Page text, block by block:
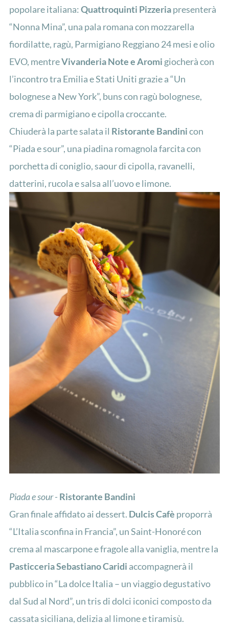
popolare italiana:Quattroquinti Pizzeriapresenterà
“Nonna Mina”, una pala romana con mozzarella
fiordilatte, ragù, Parmigiano Reggiano 24 mesi e olio
EVO, mentreVivanderia Note e Aromi giocherà con
l’incontro tra Emilia e Stati Uniti grazie a “Un
bolognese a New York”, buns con ragù bolognese,
crema di parmigiano e cipolla croccante.
Chiuderà la parte salata il Ristorante Bandinicon
“Piada e sour”, una piadina romagnola farcita con
porchetta di coniglio, saour di cipolla, ravanelli,
datterini, rucola e salsa all’uovo e limone.
Piada e sour - Ristorante Bandini
Gran finale affidato ai dessert. Dulcis Cafè proporrà
“L’Italia sconfina in Francia”, un Saint-Honoré con
crema al mascarpone e fragole alla vaniglia, mentre la
Pasticceria Sebastiano Caridi accompagnerà il
pubblico in “La dolce Italia – un viaggio degustativo
dal Sud al Nord”, un tris di dolci iconici composto da
cassata siciliana, delizia al limone e tiramisù.